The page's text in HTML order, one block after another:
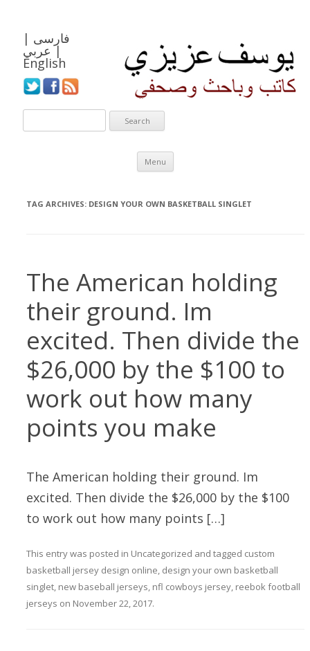
فارسی |
عربي |
English
Menu
Skip to content
TAG ARCHIVES: DESIGN YOUR OWN BASKETBALL SINGLET
The American holding
their ground. Im
excited. Then divide the
$26,000 by the $100 to
work out how many
points you make
The American holding their ground. Im
excited. Then divide the $26,000 by the $100
to work out how many points […]
This entry was posted in Uncategorized and tagged custom
basketball jersey design online, design your own basketball
singlet, new baseball jerseys, nfl cowboys jersey, reebok football
jerseys on November 22, 2017.